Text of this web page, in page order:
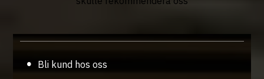
Bli kund hos oss